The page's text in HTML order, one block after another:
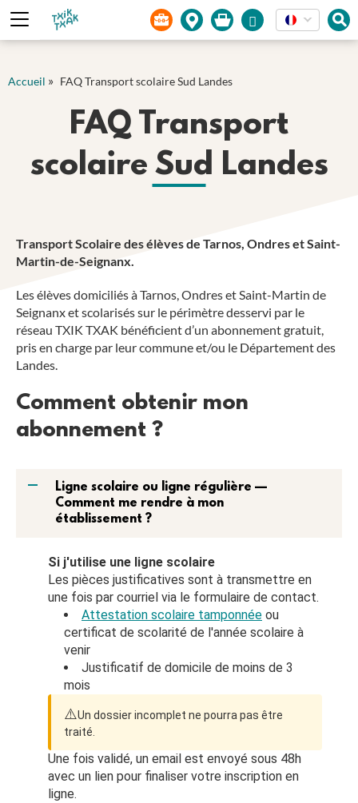
Panneau de gestion des cookies
Accueil » FAQ Transport scolaire Sud Landes
FAQ Transport
scolaire Sud Landes
Transport Scolaire des élèves de Tarnos, Ondres et Saint-
Martin-de-Seignanx.
Les élèves domiciliés à Tarnos, Ondres et Saint-Martin de
Seignanx et scolarisés sur le périmètre desservi par le
réseau TXIK TXAK bénéficient d’un abonnement gratuit,
pris en charge par leur commune et/ou le Département des
Landes.
Comment obtenir mon
abonnement ?
A
Ligne scolaire ou ligne régulière —
Comment me rendre à mon
établissement ?
Si j'utilise une ligne scolaire
Les pièces justificatives sont à transmettre en
une fois par courriel via le formulaire de contact.
Attestation scolaire tamponnée ou
certificat de scolarité de l'année scolaire à
venir
Justificatif de domicile de moins de 3
mois
⚠️Un dossier incomplet ne pourra pas être
traité.
Une fois validé, un email est envoyé sous 48h
avec un lien pour finaliser votre inscription en
ligne.